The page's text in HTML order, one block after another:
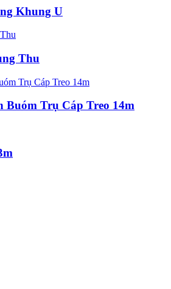
Khung U
Thu
Buóm Trụ Cáp Treo 14m